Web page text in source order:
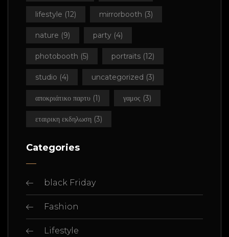
lifestyle (12) mirrorbooth (3)
nature (9) party (4)
photobooth (5) portraits (12)
studio (4) uncategorized (3)
αποκριάτικο παρτυ (1) γαμος (3)
εταιρικη εκδηλωση (3)
Categories
black Friday
Fashion
Lifestyle